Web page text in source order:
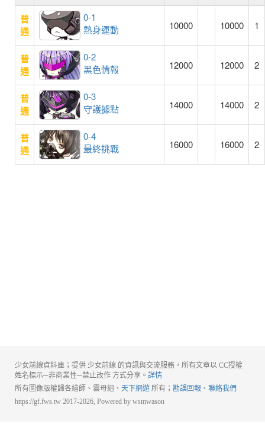
普
通
0-1
熱身運動
10000 10000 1
普
通
0-2
黑色情報
12000 12000 2
普
通
0-3
守護據點
14000 14000 2
普
通
0-4
最終挑戰
16000 16000 2
少女前線資料庫；提供 少女前線 的資訊與交流服務，所有文章以 CC授權
姓名標示─非商業性─禁止改作 方式分享。 詳情
所有圖像版權歸各繪師、雲母組、 天下網遊 所有； 勘誤回報、聯絡我們
https://gf.fws.tw 2017-2026, Powered by wsmwason